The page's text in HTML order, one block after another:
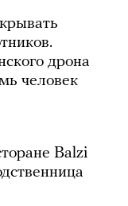
дрона
человек
Balzi